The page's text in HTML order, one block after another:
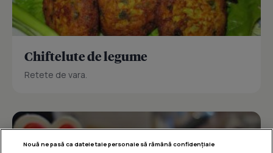
Chiftelute de legume
Retete de vara.
Nouă ne pasă ca datele tale personale să rămână confidențiale